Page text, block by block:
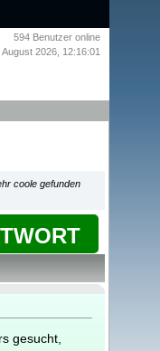
594 Benutzer online
August 2026, 12:16:01
coole gefunden
gesucht,